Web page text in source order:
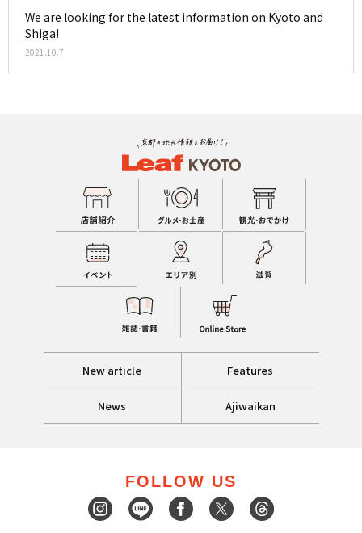
We are looking for the latest information on Kyoto and
Shiga!
2021.10.7
New article Features
News Ajiwaikan
FOLLOW US